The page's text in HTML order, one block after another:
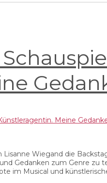
Wiegand die
Gedanken zum Genre
im Musical und